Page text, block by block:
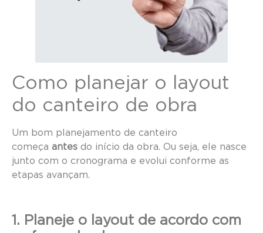
Como planejar o layout
do canteiro de obra
Um bom planejamento de canteiro
começa antes do início da obra. Ou seja, ele nasce
junto com o cronograma e evolui conforme as
etapas avançam.
1. Planeje o layout de acordo com